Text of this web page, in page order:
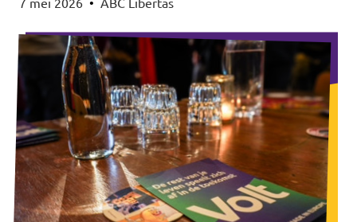
7 mei 2026 • ABC Libertas